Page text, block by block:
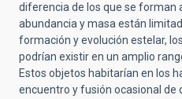
diferencia de los que se forman
abundancia y masa están
formación y evolución estelar,
podrían existir en un amplio
Estos objetos habitarían en los
encuentro y fusión ocasional de